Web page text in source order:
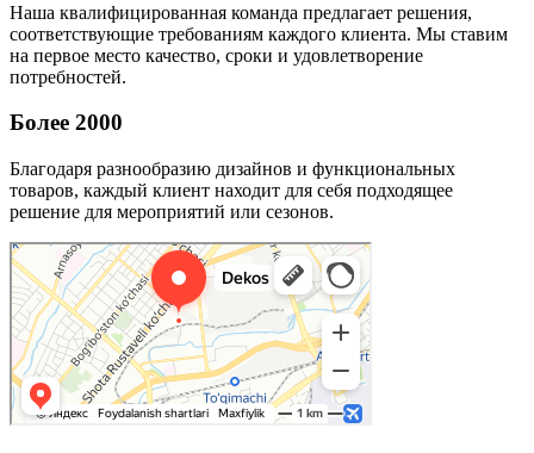
Наша квалифицированная команда предлагает решения,
соответствующие требованиям каждого клиента. Мы ставим
на первое место качество, сроки и удовлетворение
потребностей.
Более 2000
Благодаря разнообразию дизайнов и функциональных
товаров, каждый клиент находит для себя подходящее
решение для мероприятий или сезонов.